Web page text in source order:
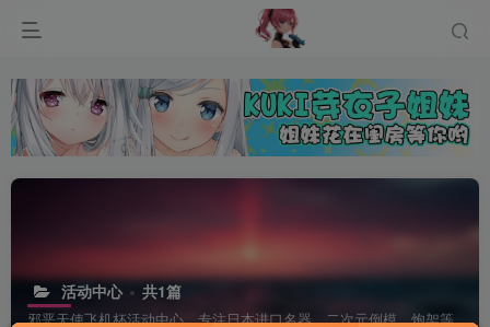
活动中心 共1篇
邪恶天使飞机杯活动中心，专注日本进口名器、二次元倒模、炮架等